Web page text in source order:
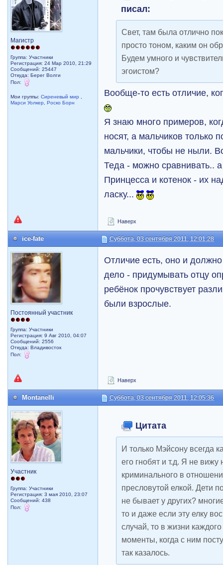
Магистр
Группа: Участники
Регистрация: 24 Мар 2010, 21:29
Сообщений: 25447
Откуда: Берег Волги
Пол:
Мои группы:Сиреневый мир
Марси Уолкер
,Роско Борн
писал:
Свет, там была отлично
просто тоном, каким он
Будем умного и
эгоистом?
Вообще-то есть отличие,
Я знаю много примеров,
носят, а мальчиков только
мальчики, чтобы не ныли.
Теда - можно сравнивать..
Принцесса и котенок - их
ласку...
Наверх
ice-fate Суббота, 03 сентября 2011, 12:01:28
Постоянный участник
Группа: Участники
Регистрация: 9 Авг 2010, 04:07
Сообщений: 2556
Откуда: Владивосток
Пол:
Отличие есть, оно и
дело - придумывать отцу
ребёнок прочувствует
были взрослые.
Наверх
Montanelli Суббота, 03 сентября 2011, 12:05:36
Участник
Группа: Участники
Регистрация: 3 мая 2010, 23:07
Сообщений: 438
Пол:
Цитата
И только Мэйсону всегда
его гнобят и т.д. Я не вижу
криминального в
пресловутой елкой. Дети
не бывает у других?
то и даже если эту елку
случай, то в жизни
моменты, когда с ним
так казалось.